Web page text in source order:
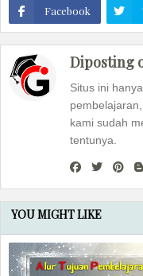
Facebook
Diposting
Situs ini
kami sudah
tentunya.
YOU MIGHT LIKE